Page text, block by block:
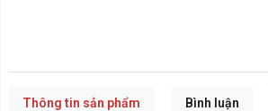
Thông tin sản phẩm Bình luận